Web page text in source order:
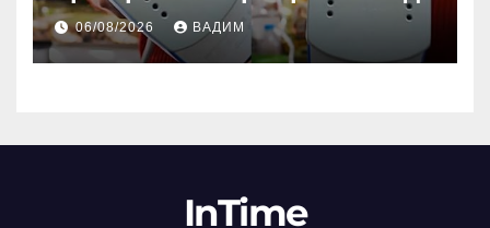
06/08/2026 ВАДИМ
InTime